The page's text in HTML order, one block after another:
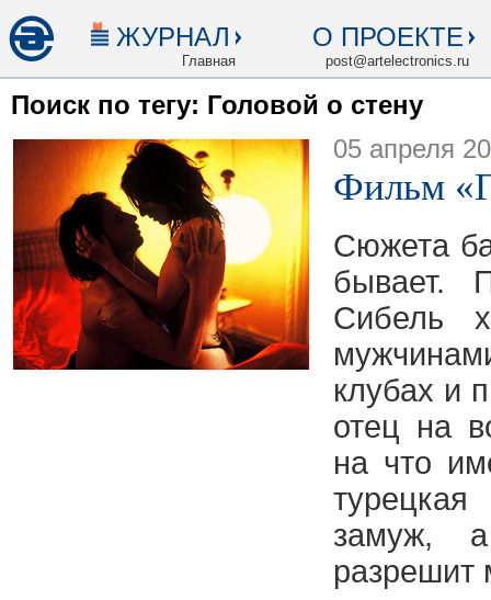
ЖУРНАЛ
Главная
О ПРОЕКТЕ
post@artelectronics.ru
Поиск по тегу: Головой о стену
05 апреля
Фильм
Сюжета
бывает.
Сибель
клубах и
отец на
на что
замуж,
разрешит